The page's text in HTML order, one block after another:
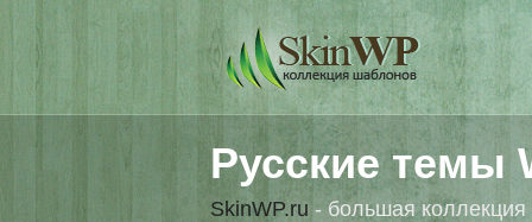
Русские темы
SkinWP.ru - большая коллекция